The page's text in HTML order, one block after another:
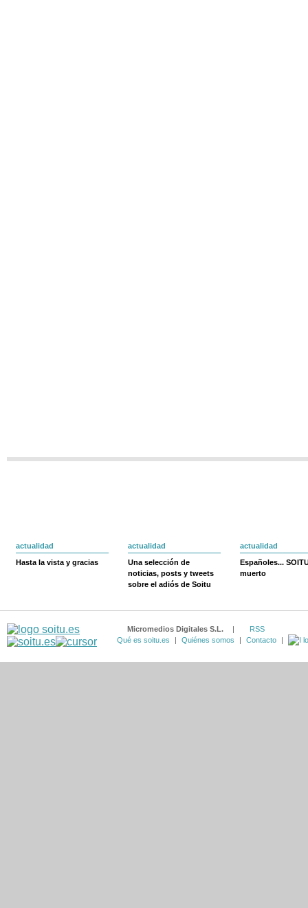
actualidad
Hasta la vista y gracias
actualidad
Una selección de
noticias, posts y tweets
sobre el adiós de Soitu
actualidad
Españoles...
muerto
Micromedios Digitales S.L. |
RSS
Qué es soitu.es
| Quiénes somos | Contacto |